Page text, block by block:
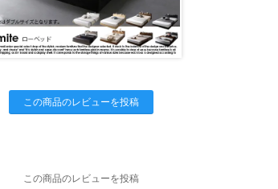
この商品のレビューを投稿
この商品のレビューを投稿